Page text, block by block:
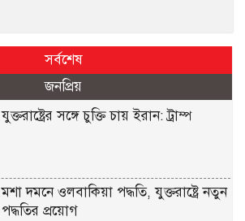
সর্বশেষ
জনপ্রিয়
যুক্তরাষ্ট্রের সঙ্গে চুক্তি চায় ইরান: ট্রাম্প
মশা দমনে ওলবাকিয়া পদ্ধতি, যুক্তরাষ্ট্রে নতুন
পদ্ধতির প্রয়োগ